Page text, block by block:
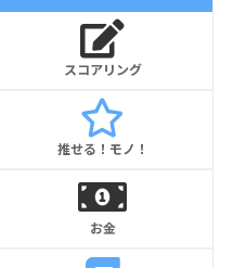
スコアリング
推せる！モノ！
お金